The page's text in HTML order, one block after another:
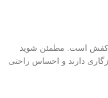
کفش است. مطمئن شوید
دارند و احساس راحتی